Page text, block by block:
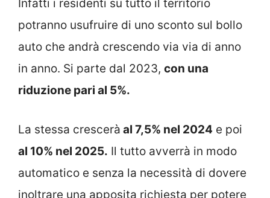
Infatti i residenti su tutto il territorio
potranno usufruire di uno sconto sul bollo
auto che andrà crescendo via via di anno
in anno. Si parte dal 2023, con una
riduzione pari al 5%.
La stessa crescerà al 7,5% nel 2024 e poi
al 10% nel 2025. Il tutto avverrà in modo
automatico e senza la necessità di dovere
inoltrare una apposita richiesta per potere